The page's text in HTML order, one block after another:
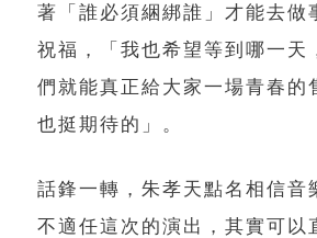
著「誰必須綑綁誰」才能去做
祝福，「我也希望等到哪一
們就能真正給大家一場青春
也挺期待的」。
話鋒一轉，朱孝天點名相信
不適任這次的演出，其實可